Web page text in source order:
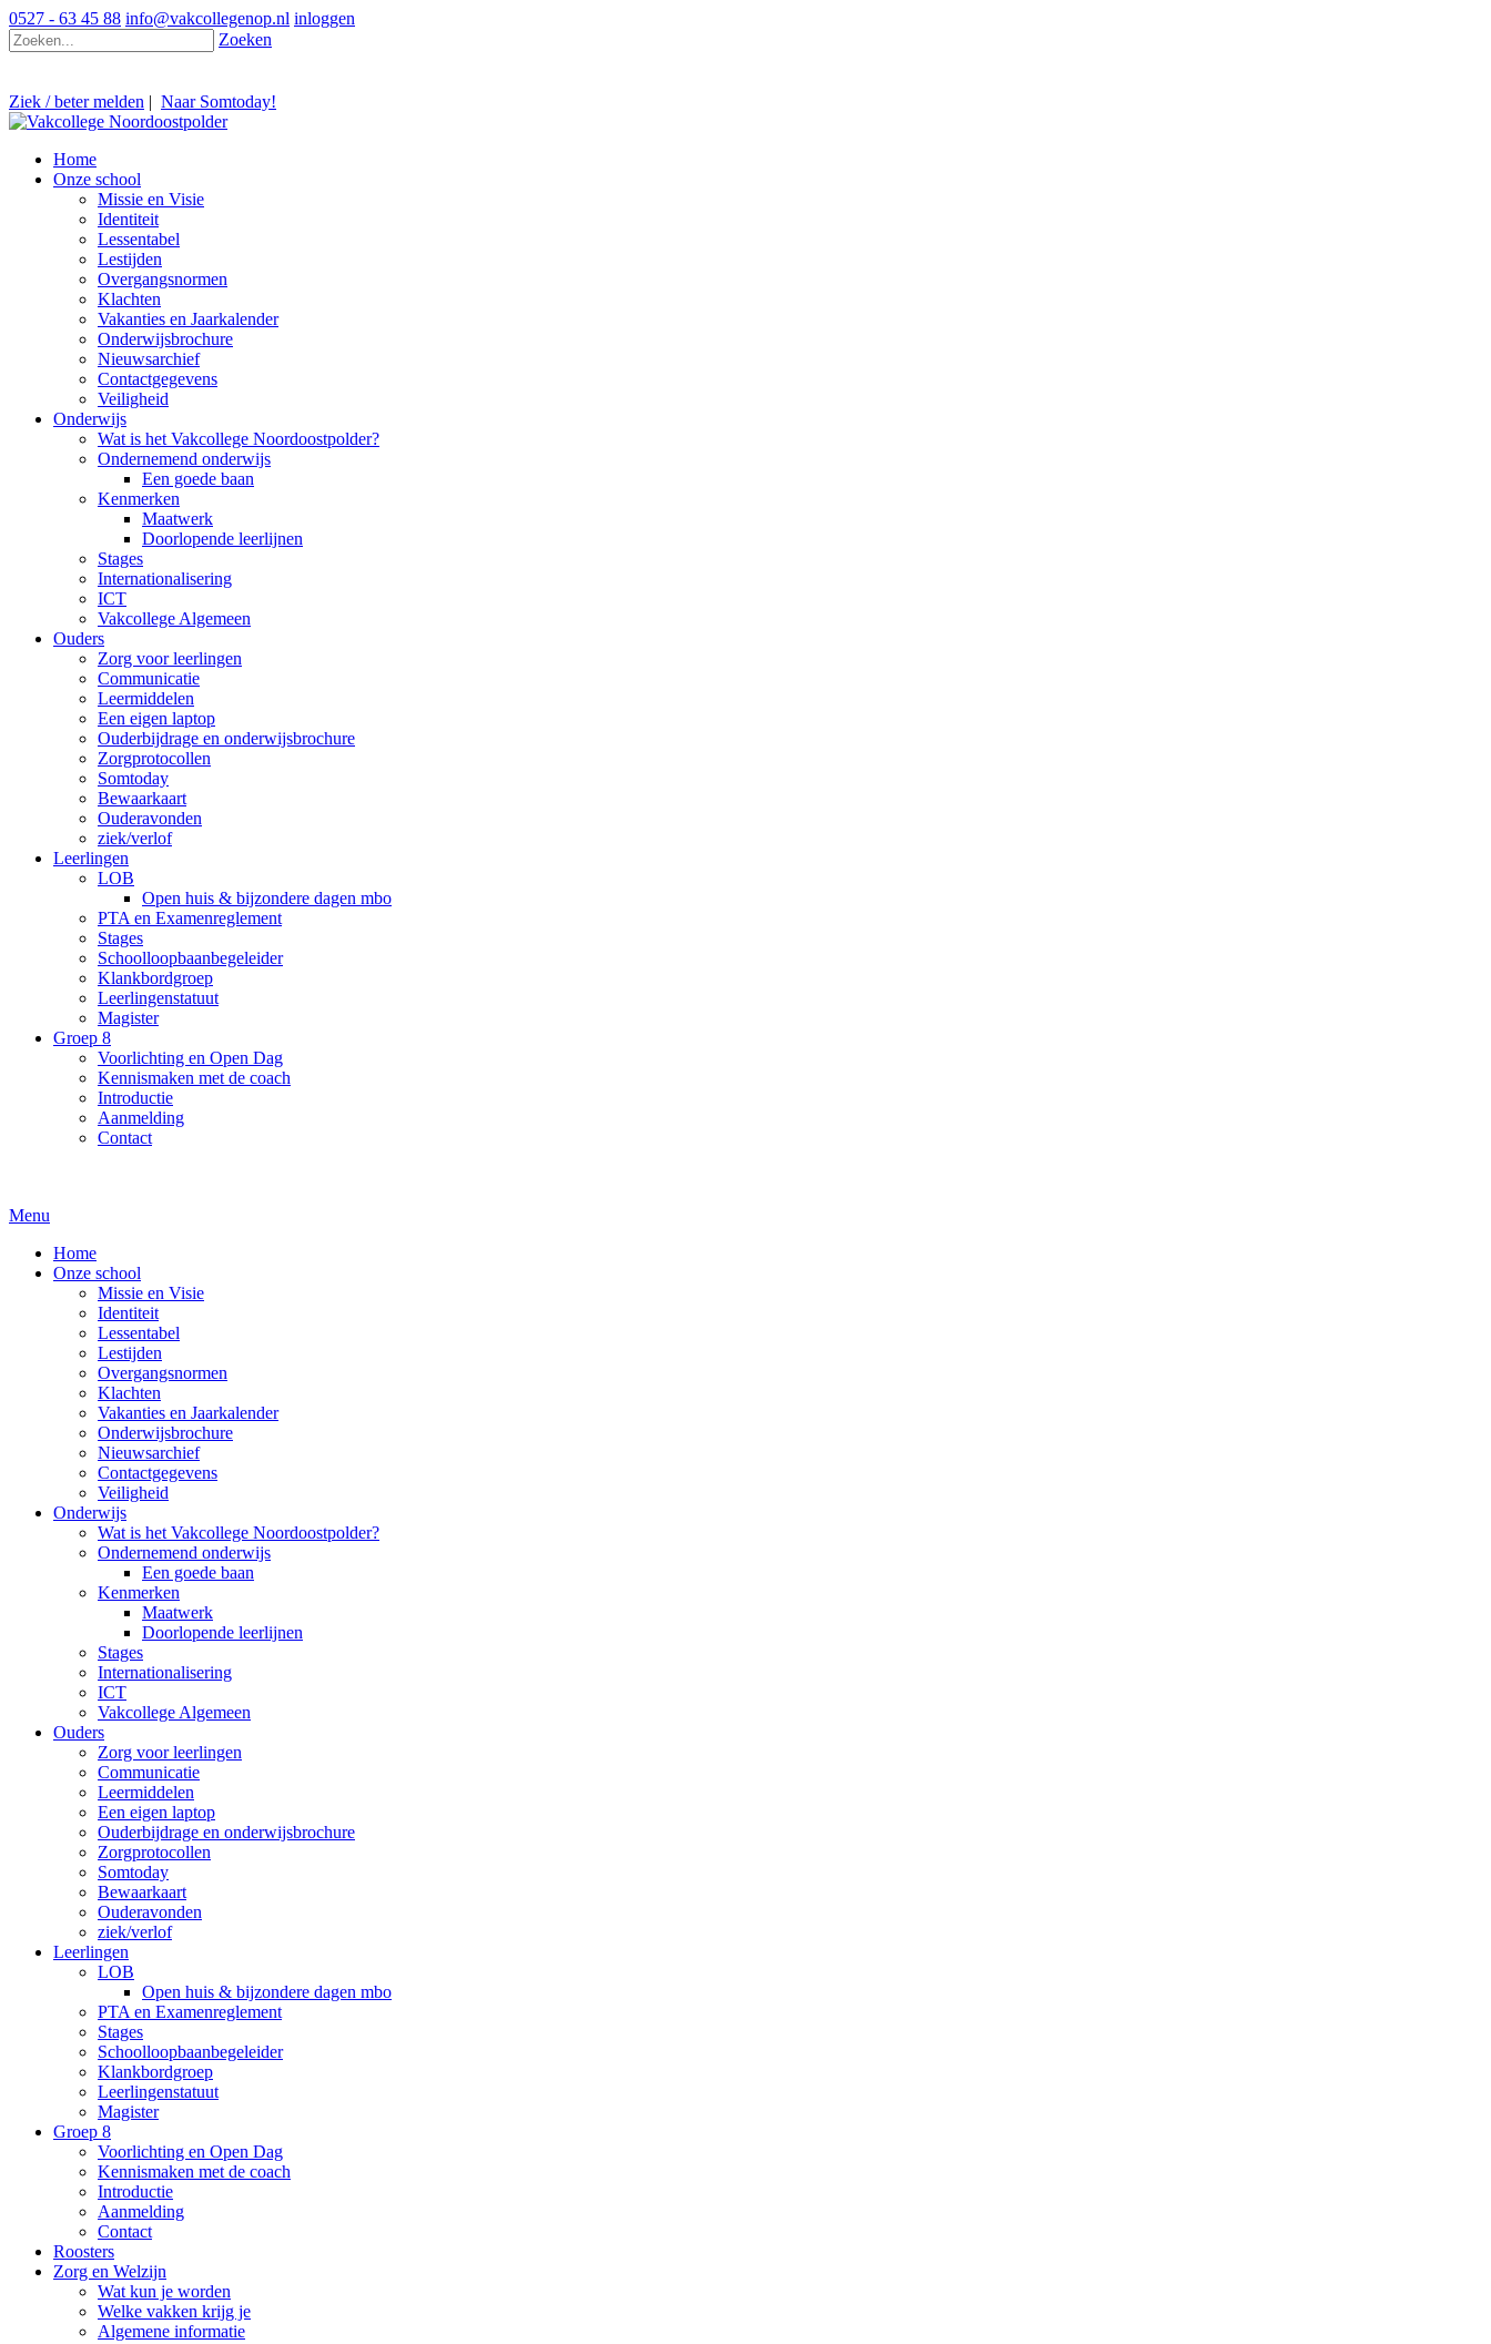
0527 - 63 45 88 info@vakcollegenop.nl inloggen
Zoeken
Ziek / beter melden | Naar Somtoday!
Home
Onze school
Missie en Visie
Identiteit
Lessentabel
Lestijden
Overgangsnormen
Klachten
Vakanties en Jaarkalender
Onderwijsbrochure
Nieuwsarchief
Contactgegevens
Veiligheid
Onderwijs
Wat is het Vakcollege Noordoostpolder?
Ondernemend onderwijs
Een goede baan
Kenmerken
Maatwerk
Doorlopende leerlijnen
Stages
Internationalisering
ICT
Vakcollege Algemeen
Ouders
Zorg voor leerlingen
Communicatie
Leermiddelen
Een eigen laptop
Ouderbijdrage en onderwijsbrochure
Zorgprotocollen
Somtoday
Bewaarkaart
Ouderavonden
ziek/verlof
Leerlingen
LOB
Open huis & bijzondere dagen mbo
PTA en Examenreglement
Stages
Schoolloopbaanbegeleider
Klankbordgroep
Leerlingenstatuut
Magister
Groep 8
Voorlichting en Open Dag
Kennismaken met de coach
Introductie
Aanmelding
Contact
Menu
Home
Onze school
Missie en Visie
Identiteit
Lessentabel
Lestijden
Overgangsnormen
Klachten
Vakanties en Jaarkalender
Onderwijsbrochure
Nieuwsarchief
Contactgegevens
Veiligheid
Onderwijs
Wat is het Vakcollege Noordoostpolder?
Ondernemend onderwijs
Een goede baan
Kenmerken
Maatwerk
Doorlopende leerlijnen
Stages
Internationalisering
ICT
Vakcollege Algemeen
Ouders
Zorg voor leerlingen
Communicatie
Leermiddelen
Een eigen laptop
Ouderbijdrage en onderwijsbrochure
Zorgprotocollen
Somtoday
Bewaarkaart
Ouderavonden
ziek/verlof
Leerlingen
LOB
Open huis & bijzondere dagen mbo
PTA en Examenreglement
Stages
Schoolloopbaanbegeleider
Klankbordgroep
Leerlingenstatuut
Magister
Groep 8
Voorlichting en Open Dag
Kennismaken met de coach
Introductie
Aanmelding
Contact
Roosters
Zorg en Welzijn
Wat kun je worden
Welke vakken krijg je
Algemene informatie